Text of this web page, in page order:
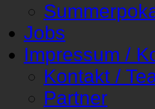
Jobs
Impressum /
Kontakt /
Partner